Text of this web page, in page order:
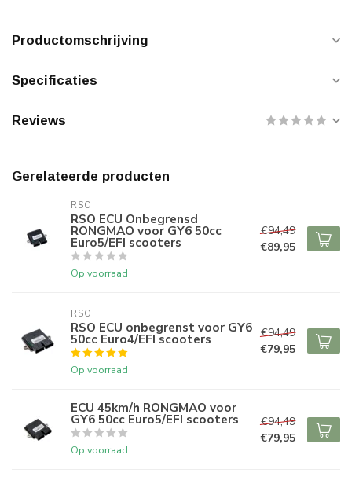
Productomschrijving
Specificaties
Reviews
Gerelateerde producten
RSO
RSO ECU Onbegrensd
RONGMAO voor GY6 50cc
Euro5/EFI scooters
Op voorraad
€94,49
€89,95
RSO
RSO ECU onbegrenst voor GY6
50cc Euro4/EFI scooters
Op voorraad
€94,49
€79,95
ECU 45km/h RONGMAO voor
GY6 50cc Euro5/EFI scooters
Op voorraad
€94,49
€79,95